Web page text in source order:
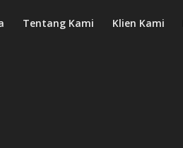
Tentang Kami Klien Kami